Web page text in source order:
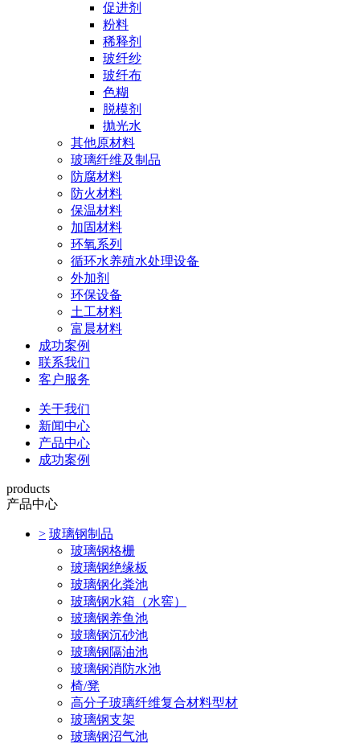
促进剂
粉料
稀释剂
玻纤纱
玻纤布
色糊
脱模剂
抛光水
其他原材料
玻璃纤维及制品
防腐材料
防火材料
保温材料
加固材料
环氧系列
循环水养殖水处理设备
外加剂
环保设备
土工材料
富晨材料
成功案例
联系我们
客户服务
关于我们
新闻中心
产品中心
成功案例
products
产品中心
> 玻璃钢制品
玻璃钢格栅
玻璃钢绝缘板
玻璃钢化粪池
玻璃钢水箱（水窖）
玻璃钢养鱼池
玻璃钢沉砂池
玻璃钢隔油池
玻璃钢消防水池
椅/凳
高分子玻璃纤维复合材料型材
玻璃钢支架
玻璃钢沼气池